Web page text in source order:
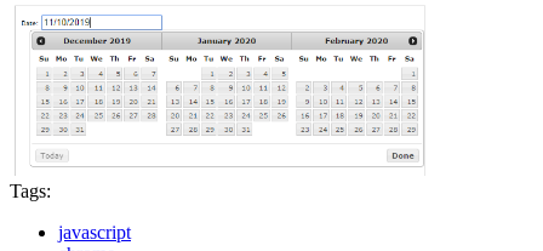
Tags:
javascript